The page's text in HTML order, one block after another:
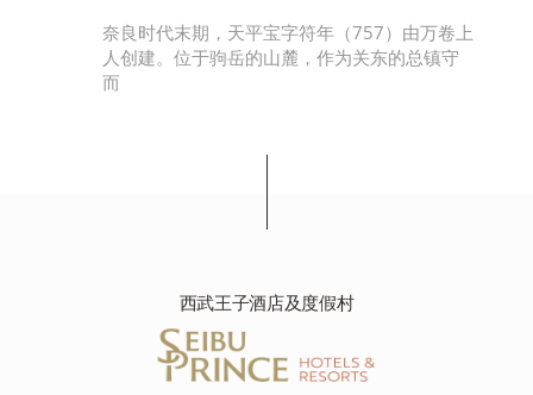
奈良时代末期，天平宝字符年（757）由万卷上
人创建。位于驹岳的山麓，作为关东的总镇守
而
西武王子酒店及度假村